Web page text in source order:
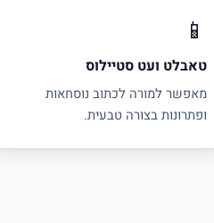
📱
טאבלט ועט סטיילוס
מאפשר למורה לכתוב נוסחאות
ופתרונות בצורה טבעית.